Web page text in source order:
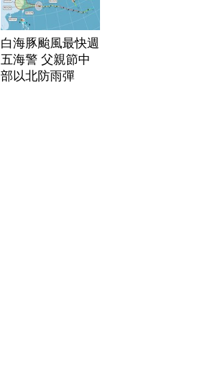
白海豚颱風最快週
五海警 父親節中
部以北防雨彈